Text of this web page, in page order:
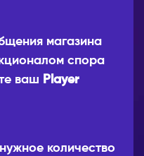
магазина
спора
ваш Player
количество